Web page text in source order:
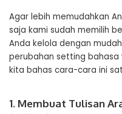
Agar lebih memudahkan
saja kami sudah memilih
Anda kelola dengan
perubahan setting bahasa
kita bahas cara-cara ini
1. Membuat Tulisan